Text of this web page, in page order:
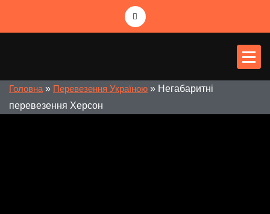
Головна » Перевезення Україною » Негабаритні
перевезення Херсон